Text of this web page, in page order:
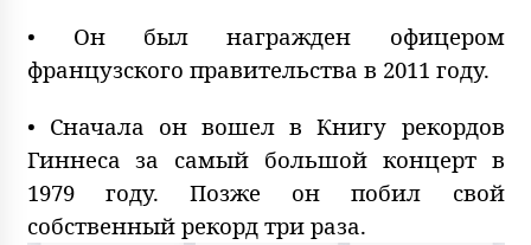
• Он был награжден офицером
французского правительства в 2011 году.
• Сначала он вошел в Книгу рекордов
Гиннеса за самый большой концерт в
1979 году. Позже он побил свой
собственный рекорд три раза.